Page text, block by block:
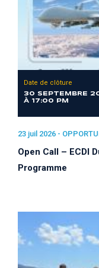
Date de clôture
30 SEPTEMBRE
À 17:00 PM
23 juil 2026 -
Open Call – ECDI
Programme